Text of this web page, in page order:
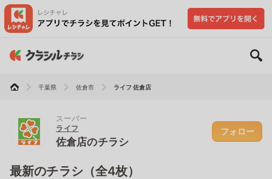
千葉県 佐倉市 ライフ 佐倉店
スーパー
ライフ
佐倉店のチラシ
フォロー
最新のチラシ（全4枚）